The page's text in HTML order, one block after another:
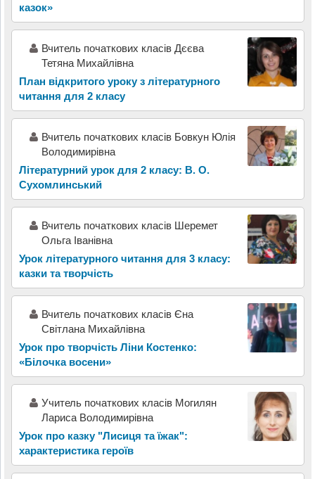
казок»
Вчитель початкових класів Дєєва
Тетяна Михайлівна
План відкритого уроку з літературного
читання для 2 класу
Вчитель початкових класів Бовкун Юлія
Володимирівна
Літературний урок для 2 класу: В. О.
Сухомлинський
Вчитель початкових класів Шеремет
Ольга Іванівна
Урок літературного читання для 3 класу:
казки та творчість
Вчитель початкових класів Єна
Світлана Михайлівна
Урок про творчість Ліни Костенко:
«Білочка восени»
Учитель початкових класів Могилян
Лариса Володимирівна
Урок про казку "Лисиця та їжак":
характеристика героїв